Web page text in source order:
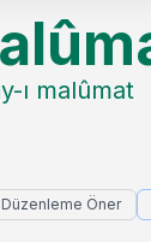
ı malûmat
Düzenleme Öner